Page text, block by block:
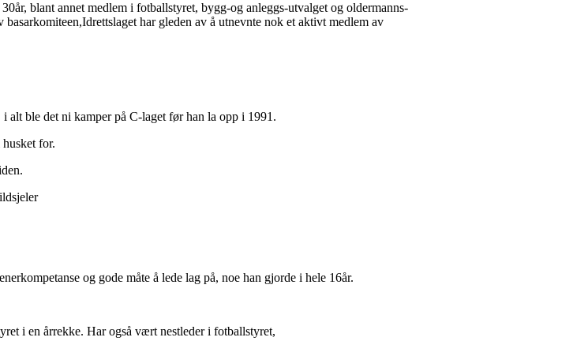
blant annet medlem i fotballstyret, bygg-og anleggs-utvalget og oldermanns-
har gleden av å utnevnte nok et aktivt medlem av
alt ble det ni kamper på C-laget før han la opp i 1991.
for.
og gode måte å lede lag på, noe han gjorde i hele 16år.
i en årrekke. Har også vært nestleder i fotballstyret,